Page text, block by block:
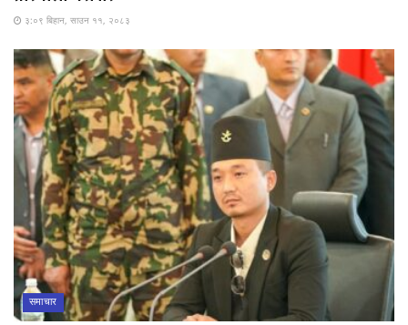
३:०९ बिहान, साउन ११, २०८३
समाचार